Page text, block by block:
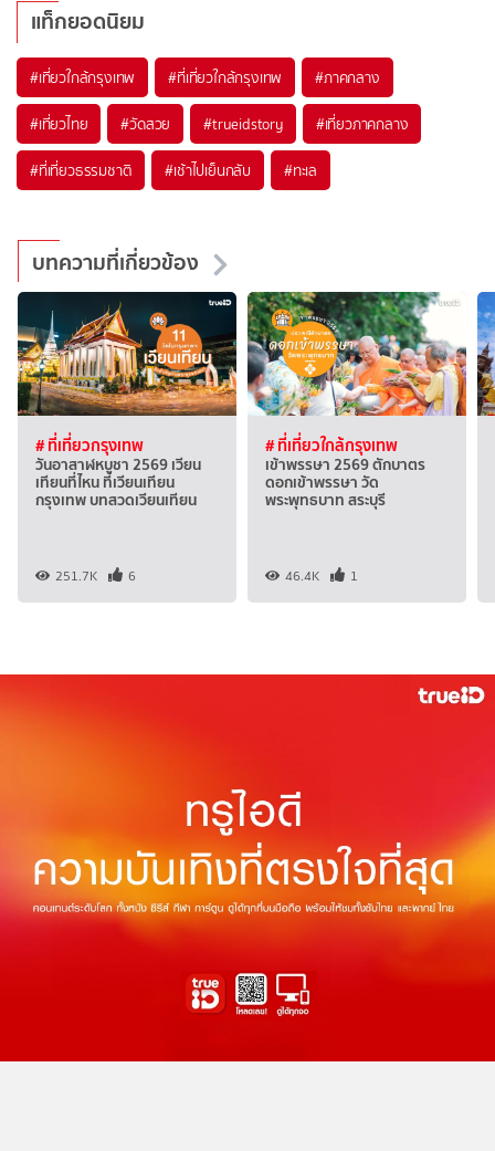
แท็กยอดนิยม
#เที่ยวใกล้กรุงเทพ #ที่เที่ยวใกล้กรุงเทพ #ภาคกลาง
#เที่ยวไทย #วัดสวย #trueidstory #เที่ยวภาคกลาง
#ที่เที่ยวธรรมชาติ #เช้าไปเย็นกลับ #ทะเล
บทความที่เกี่ยวข้อง
# ที่เที่ยวกรุงเทพ
วันอาสาฬหบูชา 2569 เวียน
เทียนที่ไหน ที่เวียนเทียน
กรุงเทพ บทสวดเวียนเทียน
251.7K 6
# ที่เที่ยวใกล้กรุงเทพ
เข้าพรรษา 2569 ตักบาตร
ดอกเข้าพรรษา วัด
พระพุทธบาท สระบุรี
46.4K 1